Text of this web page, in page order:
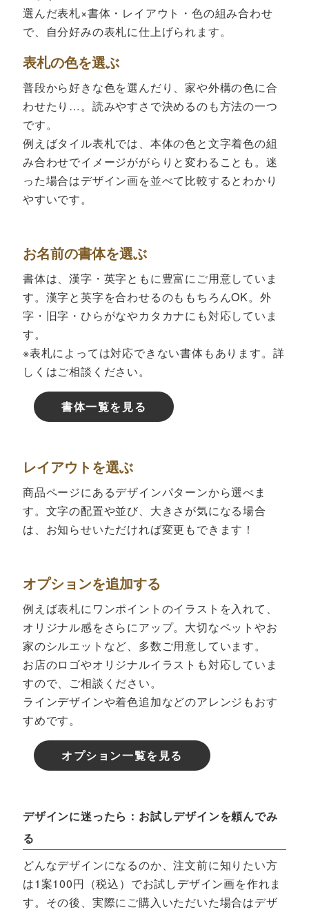
選んだ表札×書体・レイアウト・色の組み合わせ
で、自分好みの表札に仕上げられます。
表札の色を選ぶ
普段から好きな色を選んだり、家や外構の色に合
わせたり…。読みやすさで決めるのも方法の一つ
です。
例えばタイル表札では、本体の色と文字着色の組
み合わせでイメージががらりと変わることも。迷
った場合はデザイン画を並べて比較するとわかり
やすいです。
お名前の書体を選ぶ
書体は、漢字・英字ともに豊富にご用意していま
す。漢字と英字を合わせるのももちろんOK。外
字・旧字・ひらがなやカタカナにも対応していま
す。
※表札によっては対応できない書体もあります。詳
しくはご相談ください。
書体一覧を見る
レイアウトを選ぶ
商品ページにあるデザインパターンから選べま
す。文字の配置や並び、大きさが気になる場合
は、お知らせいただければ変更もできます！
オプションを追加する
例えば表札にワンポイントのイラストを入れて、
オリジナル感をさらにアップ。大切なペットやお
家のシルエットなど、多数ご用意しています。
お店のロゴやオリジナルイラストも対応していま
すので、ご相談ください。
ラインデザインや着色追加などのアレンジもおす
すめです。
オプション一覧を見る
デザインに迷ったら：お試しデザインを頼んでみ
る
どんなデザインになるのか、注文前に知りたい方
は1案100円（税込）でお試しデザイン画を作れま
す。その後、実際にご購入いただいた場合はデザ